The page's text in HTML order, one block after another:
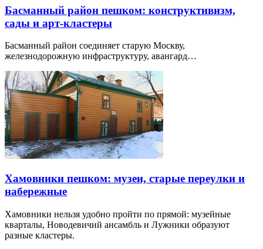
Басманный район пешком: конструктивизм,
сады и арт-кластеры
Басманный район соединяет старую Москву,
железнодорожную инфраструктуру, авангард…
Хамовники пешком: музеи, старые переулки и
набережные
Хамовники нельзя удобно пройти по прямой: музейные
кварталы, Новодевичий ансамбль и Лужники образуют
разные кластеры.